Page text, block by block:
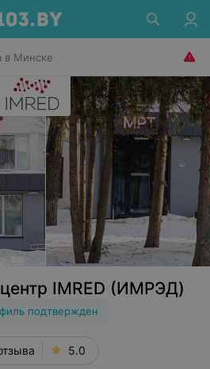
в Минске
IMRED (ИМРЭД)
подтвержден
5.0